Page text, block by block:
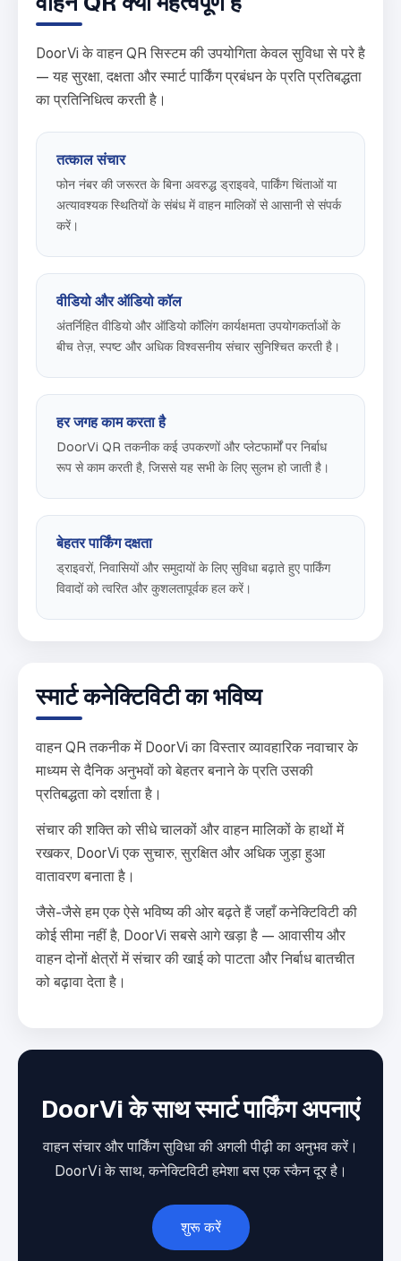
DoorVi के वाहन QR सिस्टम की उपयोगिता केवल सुविधा से परे है
— यह सुरक्षा, दक्षता और स्मार्ट पार्किंग प्रबंधन के प्रति प्रतिबद्धता
का प्रतिनिधित्व करती है।
तत्काल संचार
फोन नंबर की जरूरत के बिना अवरुद्ध ड्राइववे, पार्किंग चिंताओं या
अत्यावश्यक स्थितियों के संबंध में वाहन मालिकों से आसानी से संपर्क
करें।
वीडियो और ऑडियो कॉल
अंतर्निहित वीडियो और ऑडियो कॉलिंग कार्यक्षमता उपयोगकर्ताओं के
बीच तेज़, स्पष्ट और अधिक विश्वसनीय संचार सुनिश्चित करती है।
हर जगह काम करता है
DoorVi QR तकनीक कई उपकरणों और प्लेटफार्मों पर निर्बाध
रूप से काम करती है, जिससे यह सभी के लिए सुलभ हो जाती है।
बेहतर पार्किंग दक्षता
ड्राइवरों, निवासियों और समुदायों के लिए सुविधा बढ़ाते हुए पार्किंग
विवादों को त्वरित और कुशलतापूर्वक हल करें।
स्मार्ट कनेक्टिविटी का भविष्य
वाहन QR तकनीक में DoorVi का विस्तार व्यावहारिक नवाचार के
माध्यम से दैनिक अनुभवों को बेहतर बनाने के प्रति उसकी
प्रतिबद्धता को दर्शाता है।
संचार की शक्ति को सीधे चालकों और वाहन मालिकों के हाथों में
रखकर, DoorVi एक सुचारु, सुरक्षित और अधिक जुड़ा हुआ
वातावरण बनाता है।
जैसे-जैसे हम एक ऐसे भविष्य की ओर बढ़ते हैं जहाँ कनेक्टिविटी की
कोई सीमा नहीं है, DoorVi सबसे आगे खड़ा है — आवासीय और
वाहन दोनों क्षेत्रों में संचार की खाई को पाटता और निर्बाध बातचीत
को बढ़ावा देता है।
DoorVi के साथ स्मार्ट पार्किंग अपनाएं
वाहन संचार और पार्किंग सुविधा की अगली पीढ़ी का अनुभव करें।
DoorVi के साथ, कनेक्टिविटी हमेशा बस एक स्कैन दूर है।
शुरू करें